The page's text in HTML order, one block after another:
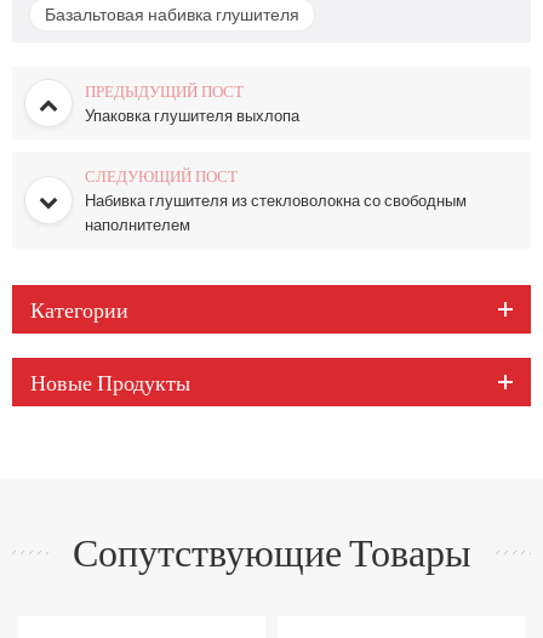
Базальтовая набивка глушителя
ПРЕДЫДУЩИЙ ПОСТ
Упаковка глушителя выхлопа
СЛЕДУЮЩИЙ ПОСТ
Набивка глушителя из стекловолокна со свободным
наполнителем
Категории
Новые Продукты
Сопутствующие Товары